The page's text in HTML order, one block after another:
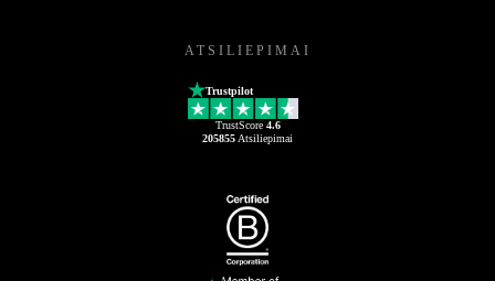
ATSILIEPIMAI
Trustpilot
TrustScore 4.6
205855 Atsiliepimai